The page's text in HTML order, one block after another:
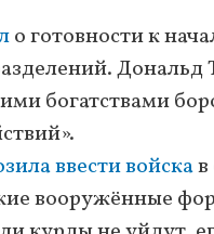
о готовности к
Дональд
богатствами
ввести войска
вооружённые